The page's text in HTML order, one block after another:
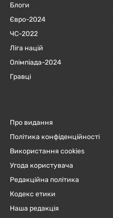
Блоги
Євро-2024
ЧC-2022
Ліга націй
Олімпіада-2024
Гравці
Про видання
Політика конфіденційності
Використання cookies
Угода користувача
Редакційна політика
Кодекс етики
Наша редакція